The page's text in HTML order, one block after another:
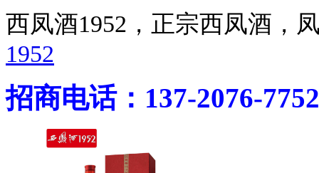
西凤酒1952，正宗西凤酒
1952
招商电话：137-2076-7752